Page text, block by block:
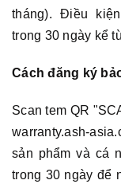
tháng). Điều
trong 30 ngày kể
Cách đăng ký
Scan tem QR
warranty.ash-
sản phẩm và cá
trong 30 ngày để